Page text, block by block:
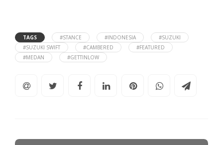
TAGS #STANCE #INDONESIA
#SUZUKI
#SUZUKI SWIFT
#CAMBERED
#FEATURED
#MEDAN
#GETTINLOW